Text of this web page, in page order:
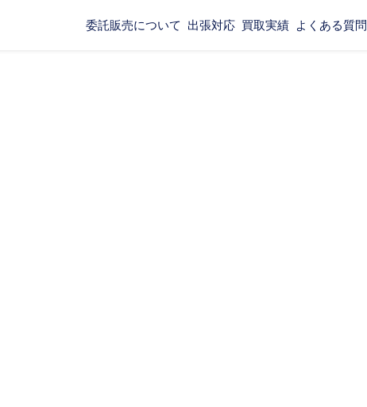
委託販売について 出張対応 買取実績 よくある質問